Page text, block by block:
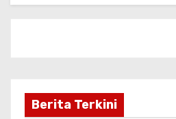
Berita Terkini